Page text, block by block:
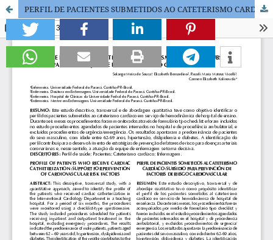
PERFIL DE PACIENTES SUBMETIDOS AO CATETERISMO CARDÍACO: SUBSÍDIO PARA PREVENÇÃO DE FATORES DE RISCO CARDIOVASCULAR